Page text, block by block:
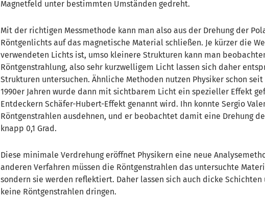
Magnetfeld unter bestimmten Umständen gedreht.
Mit der richtigen Messmethode kann man also aus der Drehung der
Röntgenlichts auf das magnetische Material schließen. Je kürzer die
verwendeten Lichts ist, umso kleinere Strukturen kann man
Röntgenstrahlung, also sehr kurzwelligem Licht lassen sich daher
Strukturen untersuchen. Ähnliche Methoden nutzen Physiker schon
1990er Jahren wurde dann mit sichtbarem Licht ein spezieller Effekt
Entdeckern Schäfer-Hubert-Effekt genannt wird. Ihn konnte Sergio
Röntgenstrahlen ausdehnen, und er beobachtet damit eine Drehung
knapp 0,1 Grad.
Diese minimale Verdrehung eröffnet Physikern eine neue
anderen Verfahren müssen die Röntgenstrahlen das untersuchte
sondern sie werden reflektiert. Daher lassen sich auch dicke
keine Röntgenstrahlen dringen.